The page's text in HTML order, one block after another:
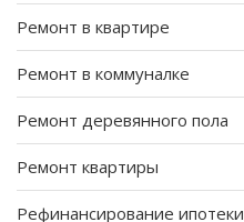
Ремонт в квартире
Ремонт в коммуналке
Ремонт деревянного пола
Ремонт квартиры
Рефинансирование ипотеки